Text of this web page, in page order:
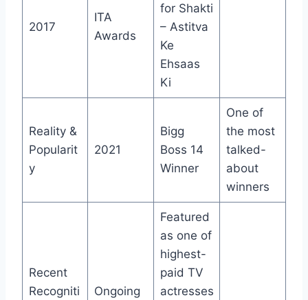
2017
ITA
Awards
for Shakti
– Astitva
Ke
Ehsaas
Ki
Reality &
Popularit
y
2021
Bigg
Boss 14
Winner
One of
the most
talked-
about
winners
Recent
Recogniti
Ongoing
Featured
as one of
highest-
paid TV
actresses